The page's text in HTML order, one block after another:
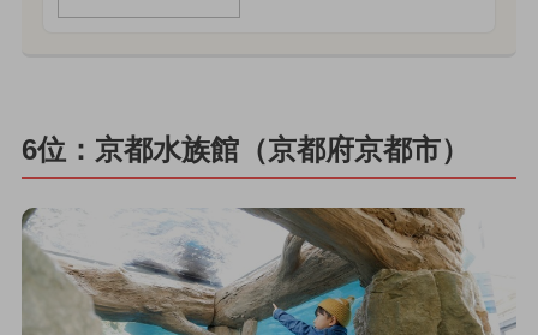
6位：京都水族館（京都府京都市）